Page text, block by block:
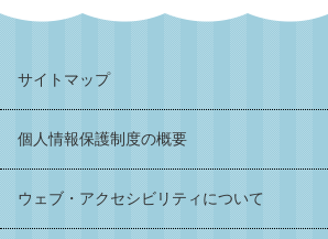
サイトマップ
個人情報保護制度の概要
ウェブ・アクセシビリティについて